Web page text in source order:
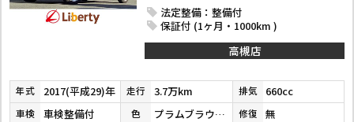
法定整備：整備付
保証付 (1ヶ月・1000km )
高槻店
年式 2017(平成29)年 走行 3.7万km 排気 660cc
車検 車検整備付 色 プラムブラウンクリスタルマイカ 修復 無